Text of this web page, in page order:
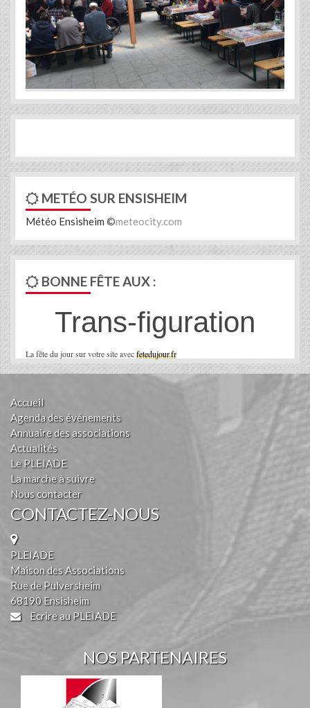
Previous Next
METÉO SUR ENSISHEIM
Météo Ensisheim ©meteocity.com
BONNE FÊTE AUX :
La fête du jour sur votre site avecfetedujour.fr
Trans-figuration
Accueil
Agenda des événements
Annuaire des associations
Actualités
Le PLEIADE
La marche à suivre
Nous contacter
CONTACTEZ-NOUS
PLEIADE
Maison des Associations
Rue de Pulversheim
68190 Ensisheim
Ecrire au PLEIADE
NOS PARTENAIRES